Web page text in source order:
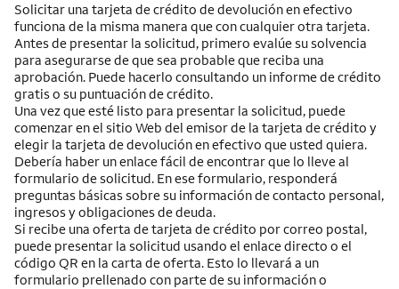
Solicitar una tarjeta de crédito de devolución en efectivo
funciona de la misma manera que con cualquier otra tarjeta.
Antes de presentar la solicitud, primero evalúe su solvencia
para asegurarse de que sea probable que reciba una
aprobación. Puede hacerlo consultando un informe de crédito
gratis o su puntuación de crédito.
Una vez que esté listo para presentar la solicitud, puede
comenzar en el sitio Web del emisor de la tarjeta de crédito y
elegir la tarjeta de devolución en efectivo que usted quiera.
Debería haber un enlace fácil de encontrar que lo lleve al
formulario de solicitud. En ese formulario, responderá
preguntas básicas sobre su información de contacto personal,
ingresos y obligaciones de deuda.
Si recibe una oferta de tarjeta de crédito por correo postal,
puede presentar la solicitud usando el enlace directo o el
código QR en la carta de oferta. Esto lo llevará a un
formulario prellenado con parte de su información o